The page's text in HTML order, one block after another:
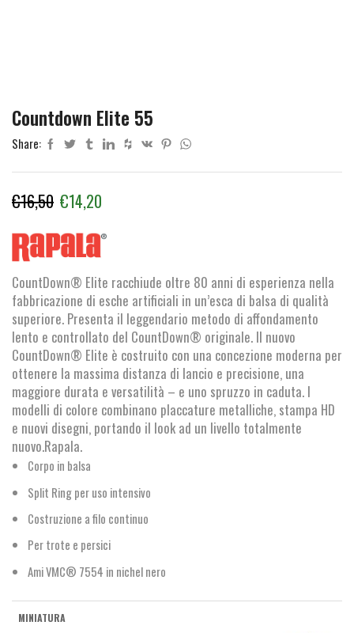
Countdown Elite 55
Share:
€16,50 Il
originale
era:
€16,50.
€14,20
è:
€14,20.
CountDown® Elite racchiude oltre 80 anni di esperienza nella
fabbricazione di esche artificiali in un’esca di balsa di qualità
superiore. Presenta il leggendario metodo di affondamento
lento e controllato del CountDown® originale. Il nuovo
CountDown® Elite è costruito con una concezione moderna per
ottenere la massima distanza di lancio e precisione, una
maggiore durata e versatilità – e uno spruzzo in caduta. I
modelli di colore combinano placcature metalliche, stampa HD
e nuovi disegni, portando il look ad un livello totalmente
nuovo.Rapala.
Corpo in balsa
Split Ring per uso intensivo
Costruzione a filo continuo
Per trote e persici
Ami VMC® 7554 in nichel nero